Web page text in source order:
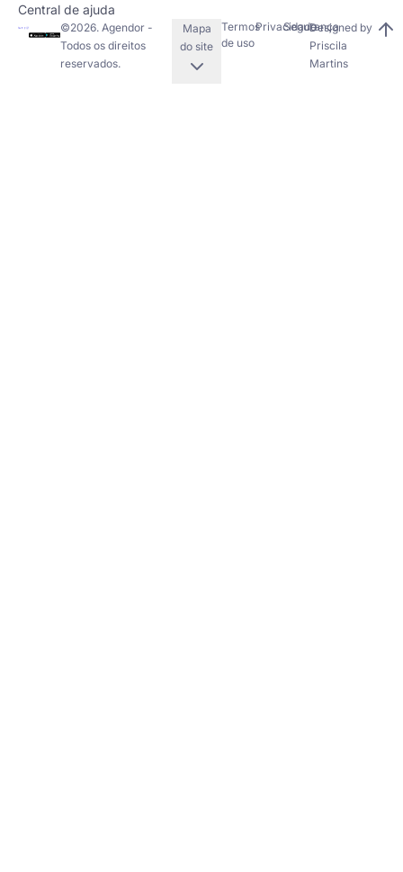
Central de ajuda
©2026. Agendor -
Todos os direitos
reservados.
Mapa
do site
Termos
de uso
Privacidade
Segurança
Designed by
Priscila
Martins